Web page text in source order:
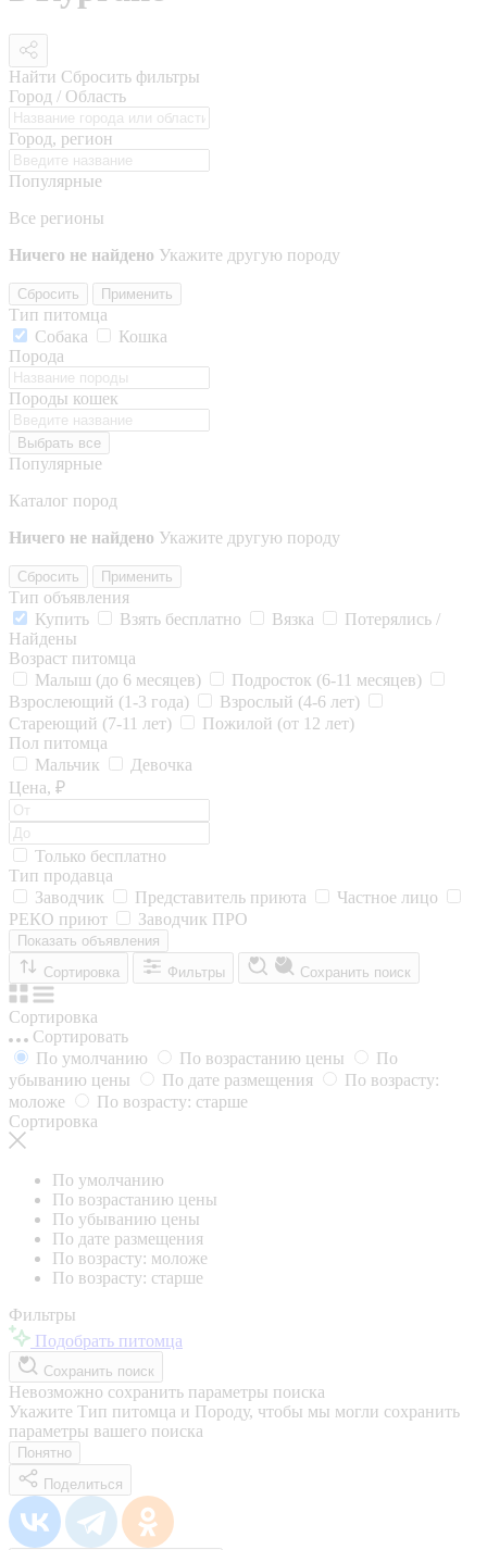
Найти Сбросить фильтры
Город / Область
Город, регион
Популярные
Все регионы
Ничего не найдено Укажите другую породу
Сбросить Применить
Тип питомца
Собака
Кошка
Порода
Породы кошек
Выбрать все
Популярные
Каталог пород
Ничего не найдено Укажите другую породу
Сбросить Применить
Тип объявления
Купить
Взять бесплатно Вязка
Потерялись /
Найдены
Возраст питомца
Малыш (до 6 месяцев)
Подросток (6-11 месяцев)
Взрослеющий (1-3 года)
Взрослый (4-6 лет)
Стареющий (7-11 лет)
Пожилой (от 12 лет)
Пол питомца
Мальчик
Девочка
Цена, ₽
Только бесплатно
Тип продавца
Заводчик
Представитель приюта
Частное лицо
РЕКО приют
Заводчик ПРО
Показать объявления
Сортировка
Фильтры Сохранить поиск
Сортировка
Сортировать
По умолчанию
По возрастанию цены
По
убыванию цены
По дате размещения
По возрасту:
моложе
По возрасту: старше
Сортировка
По умолчанию
По возрастанию цены
По убыванию цены
По дате размещения
По возрасту: моложе
По возрасту: старше
Фильтры
Подобрать питомца
Сохранить поиск
Невозможно сохранить параметры поиска
Укажите Тип питомца и Породу, чтобы мы могли сохранить
параметры вашего поиска
Понятно
Поделиться